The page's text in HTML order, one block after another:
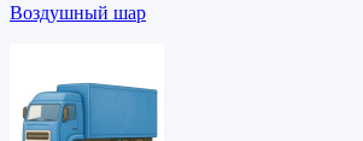
Воздушный шар